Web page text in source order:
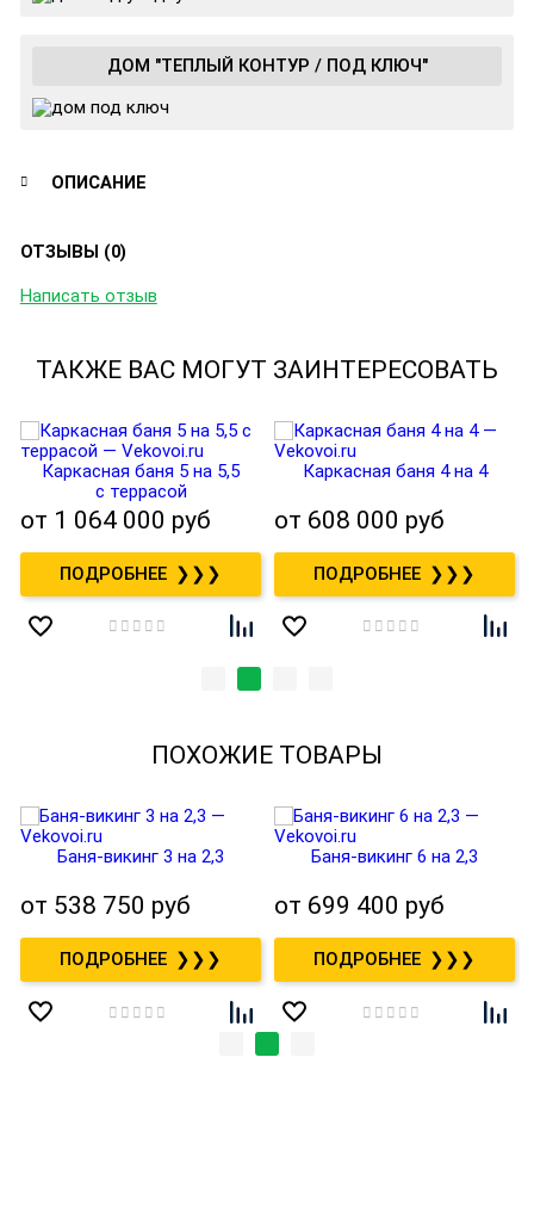
ДОМ "ТЕПЛЫЙ КОНТУР / ПОД КЛЮЧ"
ОПИСАНИЕ
ОТЗЫВЫ (0)
Написать отзыв
ТАКЖЕ ВАС МОГУТ ЗАИНТЕРЕСОВАТЬ
Каркасная баня 5 на 5,5
с террасой
от 1 064 000 руб
❯❯❯
Каркасная баня 4 на 4
от 608 000 руб
❯❯❯
ПОХОЖИЕ ТОВАРЫ
Баня-викинг 3 на 2,3
от 538 750 руб
❯❯❯
Баня-викинг 6 на 2,3
от 699 400 руб
❯❯❯